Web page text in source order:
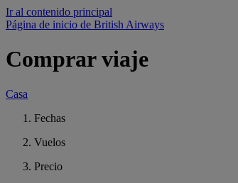
Ir al contenido principal
Página de inicio de British Airways
Comprar viaje
Casa
Fechas
Vuelos
Precio